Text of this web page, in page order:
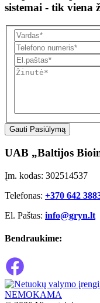
sistemai - tik viena
Gauti Pasiūlymą
UAB „Baltijos
Įm. kodas: 302514537
Telefonas: +370 642
El. Paštas: info@gryn.lt
Bendraukime:
NEMOKAMA